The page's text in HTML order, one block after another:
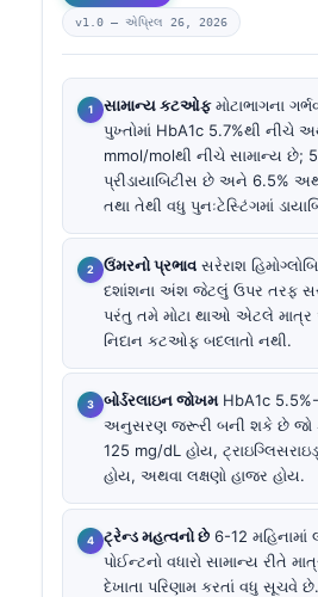
v1.0 — એપ્રિલ 26, 2026
સામાન્ય કટઓફમોટાભાગના
પુખ્તોમાં HbA1c 5.7%થી નીચે
mmol/molથી નીચે સામાન્ય છે;
પ્રીડાયાબિટીસ છે અને 6.5%
તથા તેથી વધુ પુનઃટેસ્ટિંગમાં
ઉંમરનો પ્રભાવ સરેરાશ
દશાંશના અંશ જેટલું ઉપર તરફ
પરંતુ તમે મોટા થાઓ એટલે માત્ર
નિદાન કટઓફ બદલાતો નથી.
બોર્ડરલાઇન જોખમHbA1c
અનુસરણ જરૂરી બની શકે છે જો
125 mg/dL હોય,
હોય, અથવા લક્ષણો હાજર હોય.
ટ્રેન્ડ મહત્વનો છે 6-12
પોઈન્ટનો વધારો સામાન્ય રીતે
દેખાતા પરિણામ કરતાં વધુ સૂચવે છે.